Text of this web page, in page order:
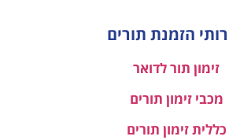
הזמנת תורים
זימון תור לדואר
מכבי זימון תורים
כללית זימון תורים